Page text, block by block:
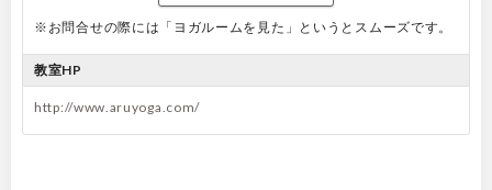
※お問合せの際には「ヨガルームを見た」というとスムーズです。
教室HP
http://www.aruyoga.com/